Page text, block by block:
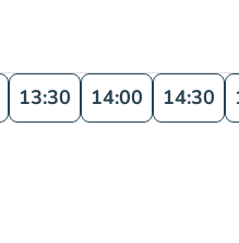
13:30 14:00 14:30